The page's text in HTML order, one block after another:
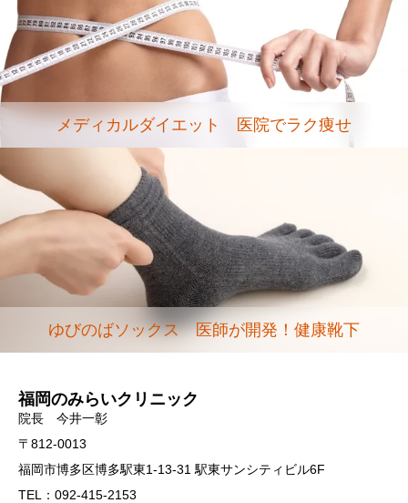
メディカルダイエット 医院でラク痩せ
ゆびのばソックス 医師が開発！健康靴下
福岡のみらいクリニック
院長 今井一彰
〒812-0013
福岡市博多区博多駅東1-13-31 駅東サンシティビル6F
TEL：092-415-2153